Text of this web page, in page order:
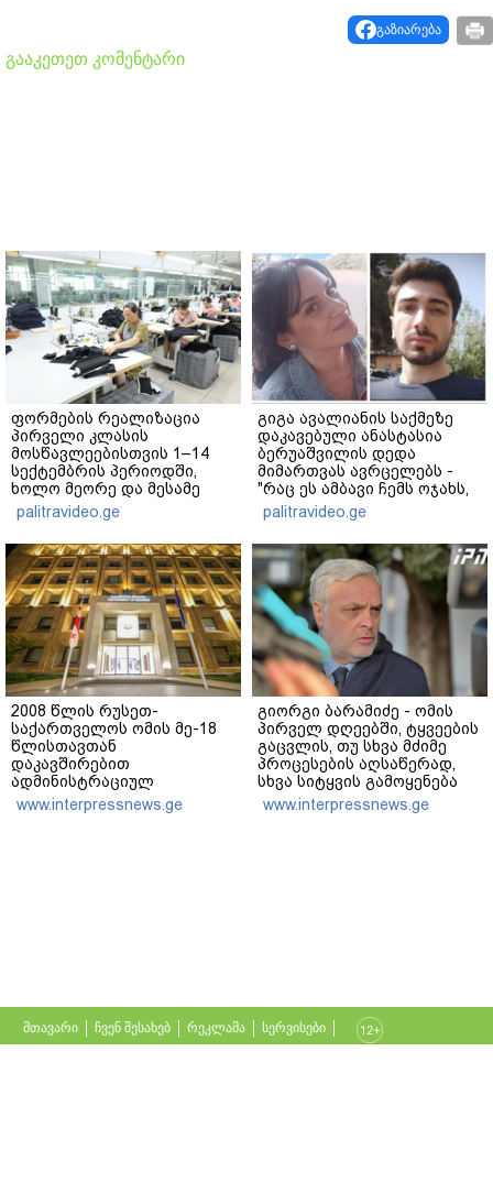
გაზიარება
გააკეთეთ კომენტარი
ფორმების რეალიზაცია
პირველი კლასის
მოსწავლეებისთვის 1–14
სექტემბრის პერიოდში,
ხოლო მეორე და მესამე
ეტაპებზე...
palitravideo.ge
გიგა ავალიანის საქმეზე
დაკავებული ანასტასია
ბერუაშვილის დედა
მიმართვას ავრცელებს -
"რაც ეს ამბავი ჩემს ოჯახს,
ჩემს ანასტასიას გადახდა
თავს, მის მერე მე მე არ
ვარ"
palitravideo.ge
2008 წლის რუსეთ-
საქართველოს ომის მე-18
წლისთავთან
დაკავშირებით
ადმინისტრაციულ
შენობებზე სახელმწიფო
დროშები დაეშვა
www.interpressnews.ge
გიორგი ბარამიძე - ომის
პირველ დღეებში, ტყვეების
გაცვლის, თუ სხვა მძიმე
პროცესების აღსაწერად,
სხვა სიტყვის გამოყენება
აჯობებდა - არასდროს
მითქვამს, რომ ჩვენები
www.interpressnews.ge
მთავარი ჩვენ შესახებ რეკლამა სერვისები